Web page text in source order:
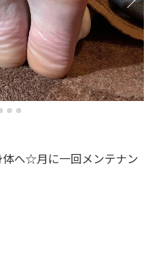
へ☆月に一回メンテナン